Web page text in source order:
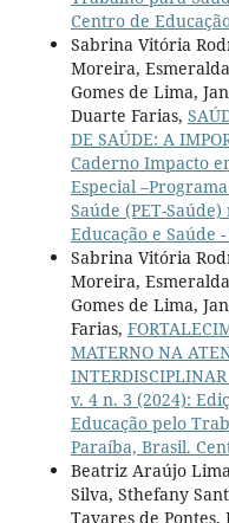
Centro de
Sabrina Vitória
Moreira,
Gomes de Lima,
Duarte Farias,
DE SAÚDE: A
Caderno Impacto
Especial
Saúde (PET-
Educação e Saúde -
Sabrina Vitória
Moreira,
Gomes de Lima,
Farias,
MATERNO NA
INTERDISCIPLINAR
v. 4 n. 3 (2024):
Educação pelo
Paraíba, Brasil.
Beatriz Araújo
Silva, Sthefany
Tavares de